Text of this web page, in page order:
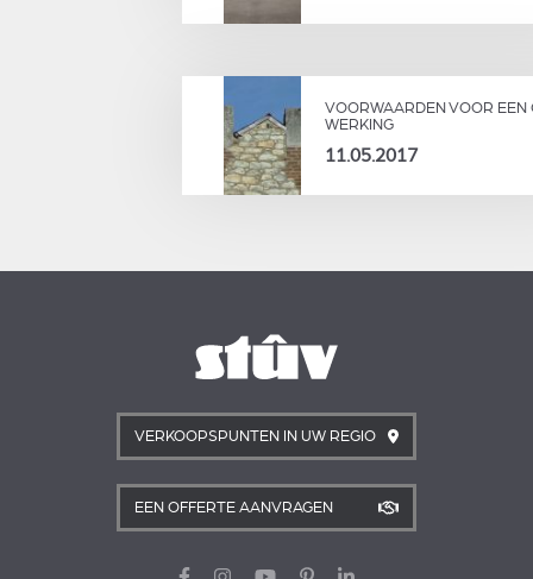
VOORWAARDEN VOOR EEN
WERKING
11.05.2017
VERKOOPSPUNTEN IN UW REGIO
EEN OFFERTE AANVRAGEN